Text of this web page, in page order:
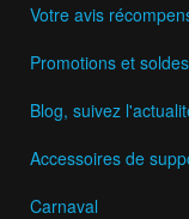
Votre avis
Promotions et soldes
Blog, suivez
Accessoires de
Carnaval